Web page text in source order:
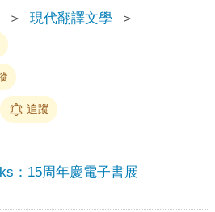
＞ 現代翻譯文學
＞
追蹤
：15周年慶電子書展